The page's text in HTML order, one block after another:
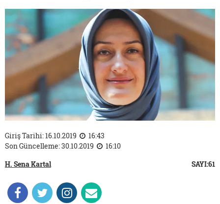
Giriş Tarihi: 16.10.2019
16:43
Son Güncelleme: 30.10.2019
16:10
H. Sena Kartal
SAYI:61